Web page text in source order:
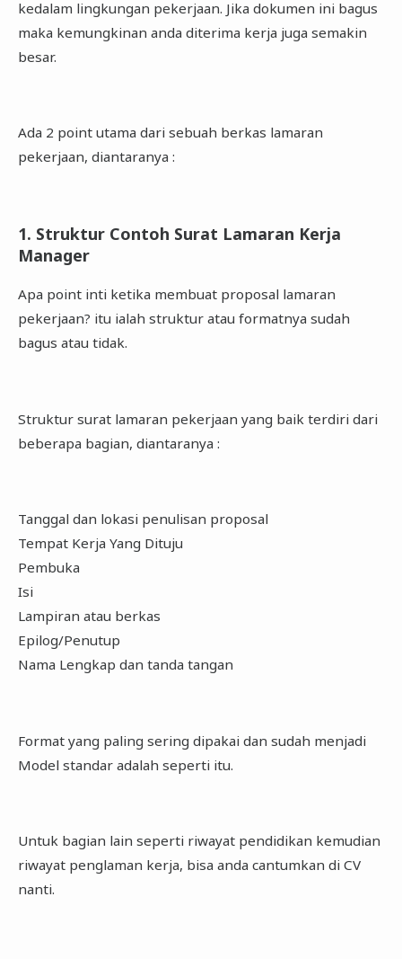
kedalam lingkungan pekerjaan. Jika dokumen ini bagus
maka kemungkinan anda diterima kerja juga semakin
besar.
Ada 2 point utama dari sebuah berkas lamaran
pekerjaan, diantaranya :
1. Struktur Contoh Surat Lamaran Kerja
Manager
Apa point inti ketika membuat proposal lamaran
pekerjaan? itu ialah struktur atau formatnya sudah
bagus atau tidak.
Struktur surat lamaran pekerjaan yang baik terdiri dari
beberapa bagian, diantaranya :
Tanggal dan lokasi penulisan proposal
Tempat Kerja Yang Dituju
Pembuka
Isi
Lampiran atau berkas
Epilog/Penutup
Nama Lengkap dan tanda tangan
Format yang paling sering dipakai dan sudah menjadi
Model standar adalah seperti itu.
Untuk bagian lain seperti riwayat pendidikan kemudian
riwayat penglaman kerja, bisa anda cantumkan di CV
nanti.